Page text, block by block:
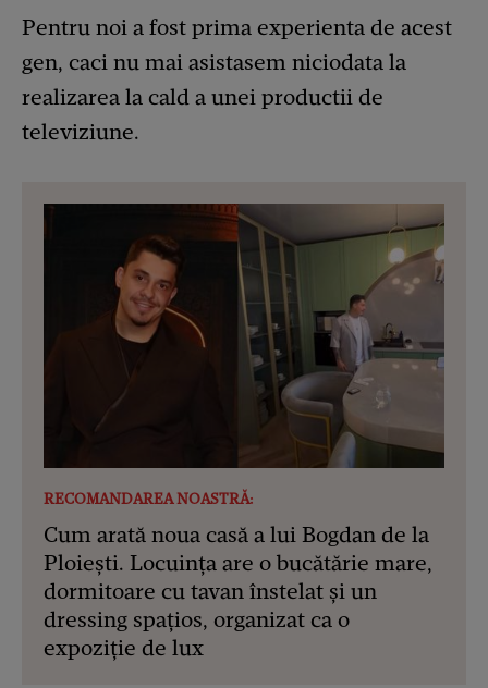
Pentru noi a fost prima experienta de acest
gen, caci nu mai asistasem niciodata la
realizarea la cald a unei productii de
televiziune.
RECOMANDAREA NOASTRĂ:
Cum arată noua casă a lui Bogdan de la
Ploiești. Locuința are o bucătărie mare,
dormitoare cu tavan înstelat și un
dressing spațios, organizat ca o
expoziție de lux